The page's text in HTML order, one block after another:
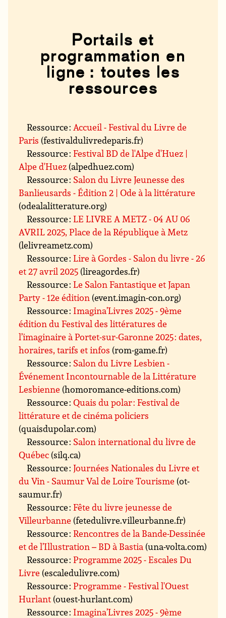
Portails et
programmation en
ligne : toutes les
ressources
Ressource :Accueil - Festival du Livre de
Paris (festivaldulivredeparis.fr)
Ressource :Festival BD de l'Alpe d'Huez |
Alpe d'Huez (alpedhuez.com)
Ressource : Salon du Livre Jeunesse des
Banlieusards - Édition 2 | Ode à la littérature
(odealalitterature.org)
Ressource :LE LIVRE A METZ - 04 AU 06
AVRIL 2025, Place de la République à Metz
(lelivreametz.com)
Ressource :Lire à Gordes - Salon du livre - 26
et 27 avril 2025 (lireagordes.fr)
Ressource :Le Salon Fantastique et Japan
Party - 12e édition (event.imagin-con.org)
Ressource : Imagina’Livres 2025 - 9ème
édition du Festival des littératures de
l’imaginaire à Portet-sur-Garonne 2025 : dates,
horaires, tarifs et infos (rom-game.fr)
Ressource : Salon du Livre Lesbien -
Événement Incontournable de la Littérature
Lesbienne (homoromance-editions.com)
Ressource :Quais du polar : Festival de
littérature et de cinéma policiers
(quaisdupolar.com)
Ressource : Salon international du livre de
Québec (silq.ca)
Ressource :Journées Nationales du Livre et
du Vin - Saumur Val de Loire Tourisme (ot-
saumur.fr)
Ressource :Fête du livre jeunesse de
Villeurbanne (fetedulivre.villeurbanne.fr)
Ressource :Rencontres de la Bande-Dessinée
et de l’Illustration – BD à Bastia (una-volta.com)
Ressource :Programme 2025 - Escales Du
Livre (escaledulivre.com)
Ressource :Programme - Festival l'Ouest
Hurlant (ouest-hurlant.com)
Ressource : Imagina’Livres 2025 - 9ème